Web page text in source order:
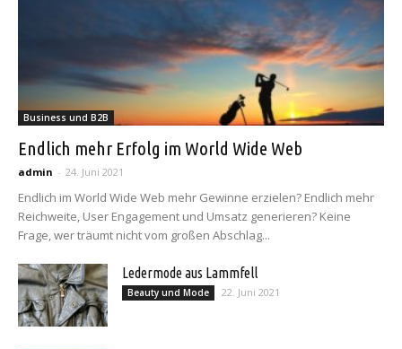
Business und B2B
Endlich mehr Erfolg im World Wide Web
admin - 24. Juni 2021
Endlich im World Wide Web mehr Gewinne erzielen? Endlich mehr
Reichweite, User Engagement und Umsatz generieren? Keine
Frage, wer träumt nicht vom großen Abschlag...
Ledermode aus Lammfell
Beauty und Mode 22. Juni 2021